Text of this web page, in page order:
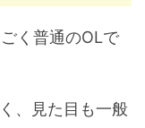
く普通のOLで
、見た目も一般